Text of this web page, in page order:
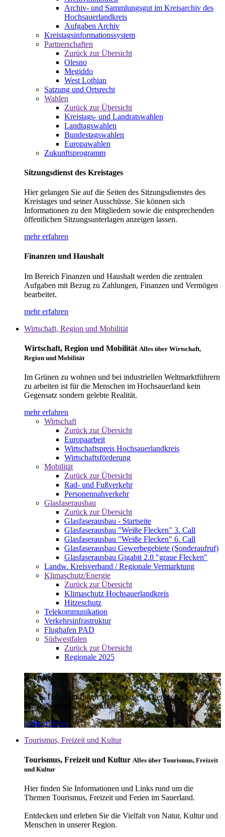
Archiv- und Sammlungsgut im Kreisarchiv des
Hochsauerlandkreis
Aufgaben Archiv
Kreistagsinformationssystem
Partnerschaften
Zurück zur Übersicht
Olesno
Megiddo
West Lothian
Satzung und Ortsrecht
Wahlen
Zurück zur Übersicht
Kreistags- und Landratswahlen
Landtagswahlen
Bundestagswahlen
Europawahlen
Zukunftsprogramm
Sitzungsdienst des Kreistages
Hier gelangen Sie auf die Seiten des Sitzungsdienstes des
Kreistages und seiner Ausschüsse. Sie können sich
Informationen zu den Mitgliedern sowie die entsprechenden
öffentlichen Sitzungsunterlagen anzeigen lassen.
mehr erfahren
Finanzen und Haushalt
Im Bereich Finanzen und Haushalt werden die zentralen
Aufgaben mit Bezug zu Zahlungen, Finanzen und Vermögen
bearbeitet.
mehr erfahren
Wirtschaft, Region und Mobilität
Wirtschaft, Region und Mobilität Alles über Wirtschaft,
Region und Mobilität
Im Grünen zu wohnen und bei industriellen Weltmarktführern
zu arbeiten ist für die Menschen im Hochsauerland kein
Gegensatz sondern gelebte Realität.
mehr erfahren
Wirtschaft
Zurück zur Übersicht
Europaarbeit
Wirtschaftspreis Hochsauerlandkreis
Wirtschaftsförderung
Mobilität
Zurück zur Übersicht
Rad- und Fußverkehr
Personennahverkehr
Glasfaserausbau
Zurück zur Übersicht
Glasfaserausbau - Startseite
Glasfaserausbau "Weiße Flecken" 3. Call
Glasfaserausbau "Weiße Flecken" 6. Call
Glasfaserausbau Gewerbegebiete (Sonderaufruf)
Glasfaserausbau Gigabit 2.0 "graue Flecken"
Landw. Kreisverband / Regionale Vermarktung
Klimaschutz/Energie
Zurück zur Übersicht
Klimaschutz Hochsauerlandkreis
Hitzeschutz
Telekommunikation
Verkehrsinfrastruktur
Flughafen PAD
Südwestfalen
Zurück zur Übersicht
Regionale 2025
E-Ticket
Das E-Ticket auf Ihrem Smartphone mit der mobil info App -
einfach - schnell - bargeldlos
mehr erfahren
Tourismus, Freizeit und Kultur
Tourismus, Freizeit und Kultur Alles über Tourismus, Freizeit
und Kultur
Hier finden Sie Informationen und Links rund um die
Themen Tourismus, Freizeit und Ferien im Sauerland.
Entdecken und erleben Sie die Vielfalt von Natur, Kultur und
Menschen in unserer Region.